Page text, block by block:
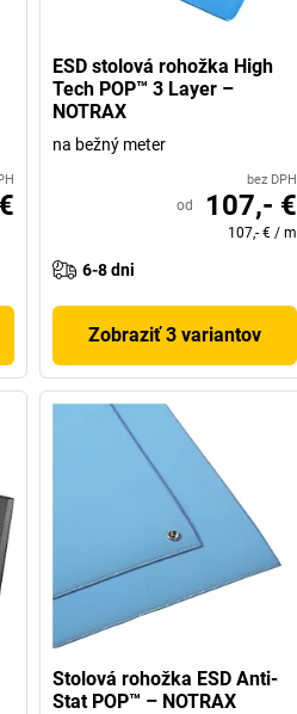
ESD stolová rohožka High
Tech POP™ 3 Layer –
NOTRAX
na bežný meter
bez DPH
od 107,- €
107,- € /m
6-8 dni
Zobraziť 3 variantov
Stolová rohožka ESD Anti-
Stat POP™ – NOTRAX